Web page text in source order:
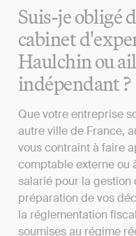
Suis-je obligé
cabinet
Haulchin ou
indépendant ?
Que votre entreprise
autre ville de France,
vous contraint à faire
comptable externe ou
salarié pour la
préparation de vos
la réglementation
soumises au régime